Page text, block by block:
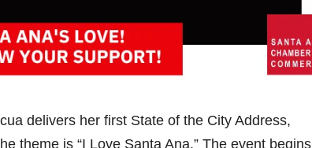
delivers her first State of the City Address,
theme is “I Love Santa Ana.” The event begins